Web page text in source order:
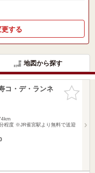
する
地図から探す
お気に入
りに追加
コ・デ・ランネ
程度 ※JR雀宮駅より無料で送迎